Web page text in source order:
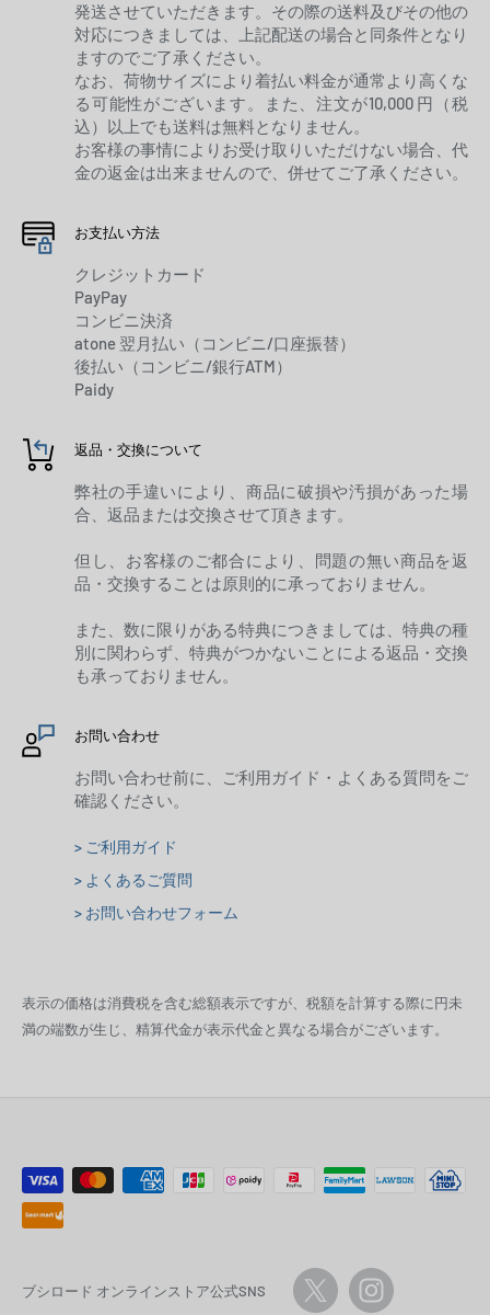
発送させていただきます。その際の送料及びその他の
対応につきましては、上記配送の場合と同条件となり
ますのでご了承ください。
なお、荷物サイズにより着払い料金が通常より高くな
る可能性がございます。また、注文が10,000 円（税
込）以上でも送料は無料となりません。
お客様の事情によりお受け取りいただけない場合、代
金の返金は出来ませんので、併せてご了承ください。
お支払い方法
クレジットカード
PayPay
コンビニ決済
atone 翌月払い（コンビニ/口座振替）
後払い（コンビニ/銀行ATM）
Paidy
返品・交換について
弊社の手違いにより、商品に破損や汚損があった場
合、返品または交換させて頂きます。
但し、お客様のご都合により、問題の無い商品を返
品・交換することは原則的に承っておりません。
また、数に限りがある特典につきましては、特典の種
別に関わらず、特典がつかないことによる返品・交換
も承っておりません。
お問い合わせ
お問い合わせ前に、ご利用ガイド・よくある質問をご
確認ください。
> ご利用ガイド
> よくあるご質問
> お問い合わせフォーム
表示の価格は消費税を含む総額表示ですが、税額を計算する際に円未
満の端数が生じ、精算代金が表示代金と異なる場合がございます。
ブシロード オンラインストア公式SNS